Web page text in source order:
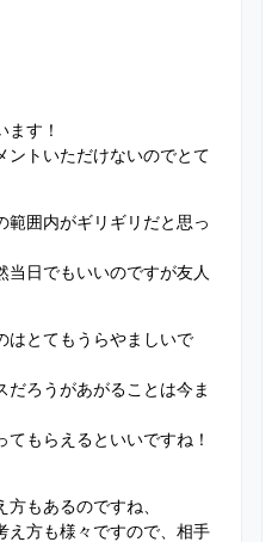
ます！
ントいただけないのでとて
範囲内がギリギリだと思っ
当日でもいいのですが友人
はとてもうらやましいで
だろうがあがることは今ま
もらえるといいですね！
もあるのですね、
え方も様々ですので、相手